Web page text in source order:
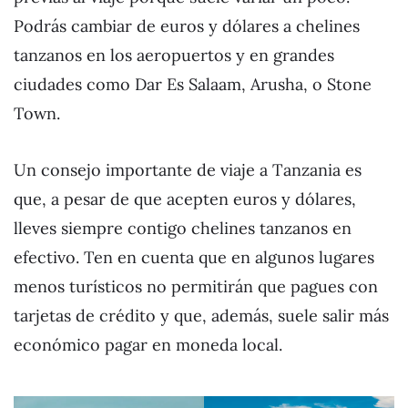
Podrás cambiar de euros y dólares a chelines
tanzanos en los aeropuertos y en grandes
ciudades como Dar Es Salaam, Arusha, o Stone
Town.
Un consejo importante de viaje a Tanzania es
que, a pesar de que acepten euros y dólares,
lleves siempre contigo chelines tanzanos en
efectivo. Ten en cuenta que en algunos lugares
menos turísticos no permitirán que pagues con
tarjetas de crédito y que, además, suele salir más
económico pagar en moneda local.